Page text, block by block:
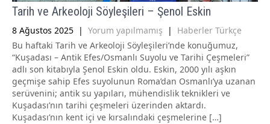
Tarih ve Arkeoloji Söyleşileri – Şenol Eskin
8 Ağustos 2025 | Yorum yapılmamış | Haberler Türkçe
Bu haftaki Tarih ve Arkeoloji Söyleşileri’nde konuğumuz,
“Kuşadası – Antik Efes/Osmanlı Suyolu ve Tarihi Çeşmeleri”
adlı son kitabıyla Şenol Eskin oldu. Eskin, 2000 yılı aşkın
geçmişe sahip Efes suyolunun Roma’dan Osmanlı’ya uzanan
serüvenini; antik su yapıları, mühendislik teknikleri ve
Kuşadası’nın tarihi çeşmeleri üzerinden aktardı.
Kuşadası’nın kent içi ve kırsalındaki çeşmelerine […]